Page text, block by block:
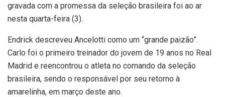
gravada com a promessa da seleção brasileira foi ao ar
nesta quarta-feira (3).
Endrick descreveu Ancelotti como um “grande paizão”.
Carlo foi o primeiro treinador do jovem de 19 anos no Real
Madrid e reencontrou o atleta no comando da seleção
brasileira, sendo o responsável por seu retorno à
amarelinha, em março deste ano.